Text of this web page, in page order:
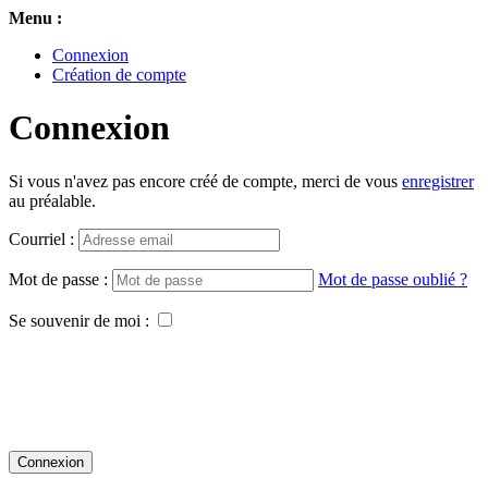
Menu :
Connexion
Création de compte
Connexion
Si vous n'avez pas encore créé de compte, merci de vous enregistrer
au préalable.
Courriel :
Mot de passe : Mot de passe oublié ?
Se souvenir de moi :
Connexion